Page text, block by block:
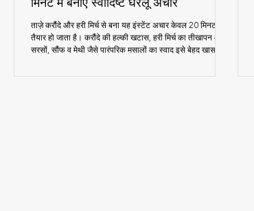
मिनट में बनाएं स्वादिष्ट घरेलू अचार
ताज़े करौंदे और हरी मिर्च से बना यह इंस्टेंट अचार केवल 20 मिनट में
तैयार हो जाता है। करौंदे की हल्की खटास, हरी मिर्च का तीखापन और
सरसों, सौंफ व मेथी जैसे पारंपरिक मसालों का स्वाद इसे बेहद खास